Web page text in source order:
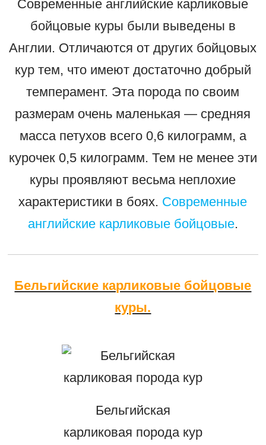
Современные английские карликовые
бойцовые куры были выведены в
Англии. Отличаются от других бойцовых
кур тем, что имеют достаточно добрый
темперамент. Эта порода по своим
размерам очень маленькая — средняя
масса петухов всего 0,6 килограмм, а
курочек 0,5 килограмм. Тем не менее эти
куры проявляют весьма неплохие
характеристики в боях. Современные
английские карликовые бойцовые.
Бельгийские карликовые бойцовые
куры.
Бельгийская
карликовая порода кур